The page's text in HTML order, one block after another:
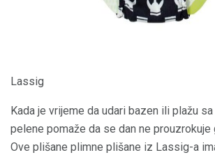
Lassig
Kada je vrijeme da udari bazen ili plažu
pelene pomaže da se dan ne prouzrokuje
Ove plišane plimne plišane iz Lassig-a